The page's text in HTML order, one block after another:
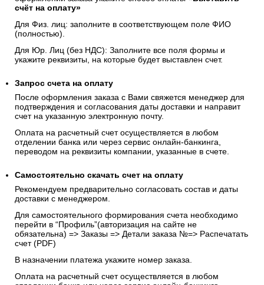
Чтобы оплатить заказ безналичным расчетом, при
оформлении заказа укажите способ оплаты«Выставить
счёт на оплату»
Для Физ. лиц: заполните в соответствующем поле ФИО
(полностью).
Для Юр. Лиц (без НДС): Заполните все поля формы и
Запрос счета на оплату
После оформления заказа с Вами свяжется менеджер для
подтверждения и согласования даты доставки и направит
счет на указанную электронную почту.
отделении банка или через сервис онлайн-банкинга,
Рекомендуем предварительно согласовать состав и даты
доставки с менеджером.
Для самостоятельного формирования счета необходимо
перейти в “Профиль”(авторизация на сайте не
обязательна) => Заказы => Детали заказа №=> Распечатать
счет (PDF)